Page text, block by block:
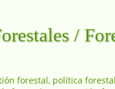
/
forestal, política